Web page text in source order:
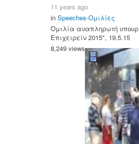
11 years ago
in Speeches-Ομιλίες
Ομιλία αναπληρωτή
Επιχειρείν 2015", 19.5.15
8,249 views